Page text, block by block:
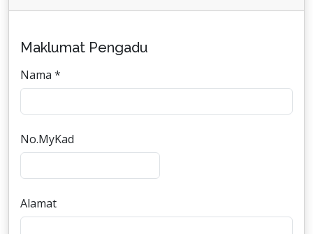
Maklumat Pengadu
Nama *
No.MyKad
Alamat